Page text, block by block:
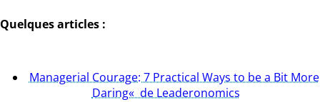
Quelques articles :
Managerial Courage: 7 Practical Ways to be a Bit More
Daring« de Leaderonomics